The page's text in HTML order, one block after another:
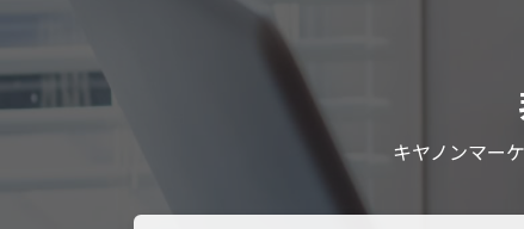
キヤノンマー